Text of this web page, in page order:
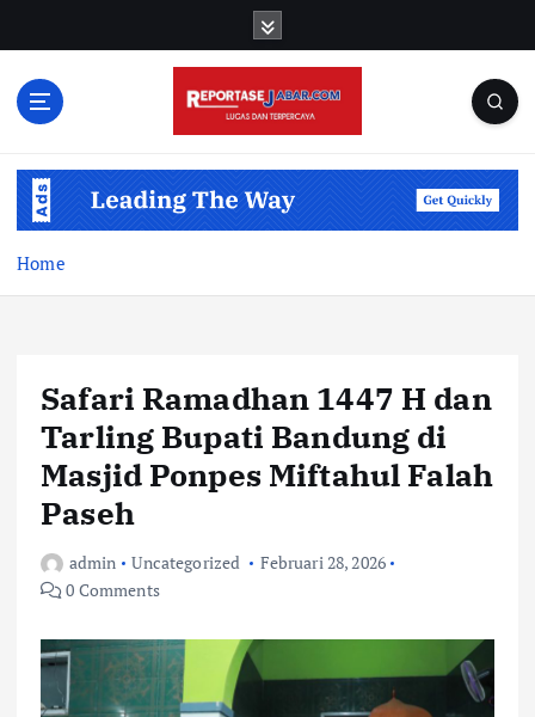
Home
Safari Ramadhan 1447 H dan
Tarling Bupati Bandung di
Masjid Ponpes Miftahul Falah
Paseh
admin Uncategorized
Februari 28, 2026
0 Comments